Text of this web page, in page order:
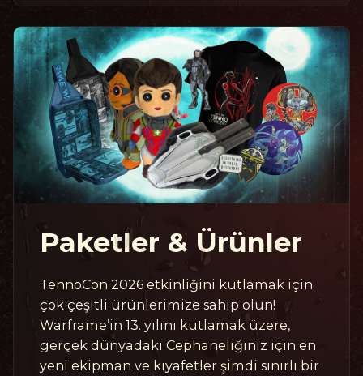
Paketler & Ürünler
TennoCon 2026 etkinliğini kutlamak için
çok çeşitli ürünlerimize sahip olun!
Warframe’in 13. yılını kutlamak üzere,
gerçek dünyadaki Cephaneliğiniz için en
yeni ekipman ve kıyafetler şimdi sınırlı bir